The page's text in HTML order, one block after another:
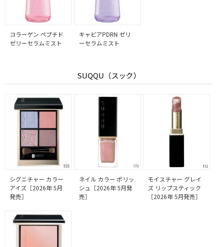
コラーゲン ペプチド
ゼリーセラムミスト
キャビアPDRN ゼリ
ーセラムミスト
SUQQU（スック）
シグニチャー カラー
アイズ［2026年 5月
発売］
ネイル カラー ポリッ
シュ［2026年 5月発
売］
モイスチャー グレイ
ズ リップスティック
［2026年 5月発売］